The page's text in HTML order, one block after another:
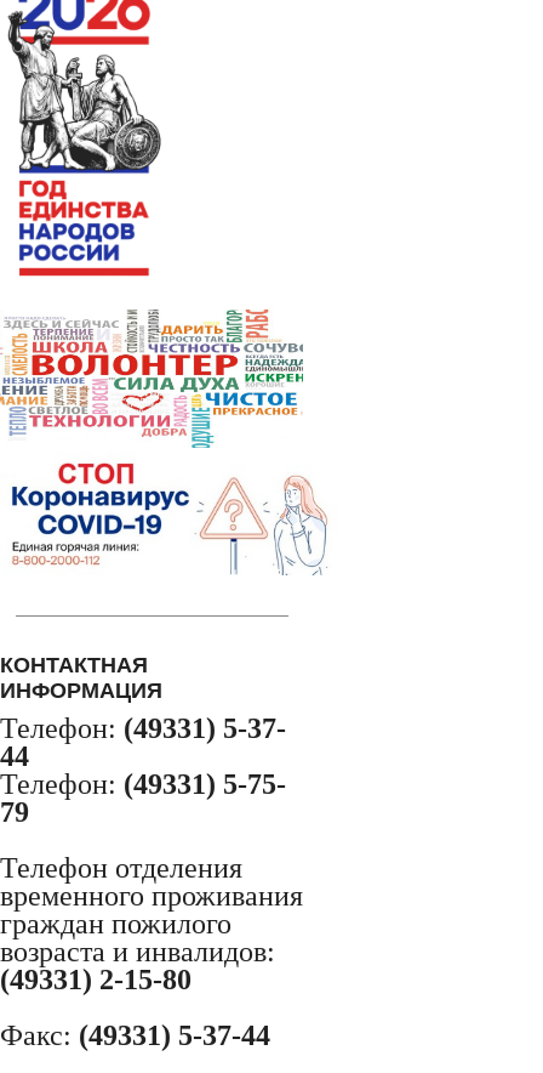
КОНТАКТНАЯ
ИНФОРМАЦИЯ
Телефон: (49331) 5-37-
44
Телефон: (49331) 5-75-
79
Телефон отделения
временного проживания
граждан пожилого
возраста и инвалидов:
(49331) 2-15-80
Факс: (49331) 5-37-44